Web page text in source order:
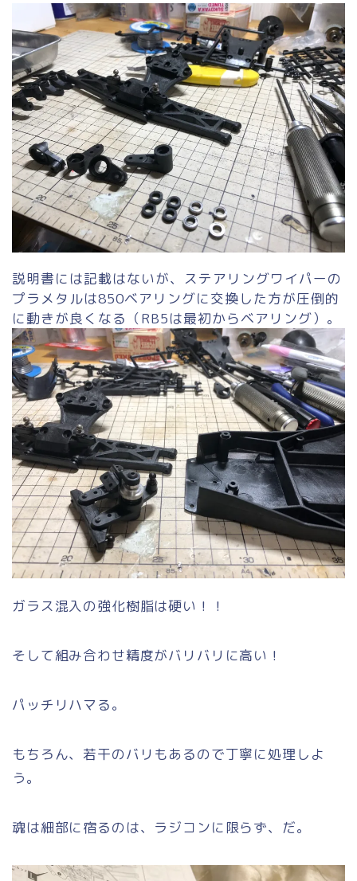
説明書には記載はないが、ステアリングワイパーの
プラメタルは850ベアリングに交換した方が圧倒的
に動きが良くなる（RB5は最初からベアリング）。
ガラス混入の強化樹脂は硬い！！
そして組み合わせ精度がバリバリに高い！
パッチリハマる。
もちろん、若干のバリもあるので丁寧に処理しよ
う。
魂は細部に宿るのは、ラジコンに限らず、だ。